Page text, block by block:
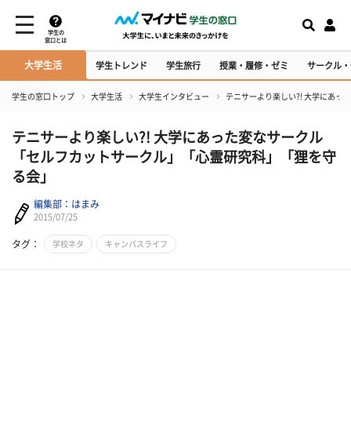
学生の
窓口とは
大学生活 学生トレンド 学生旅行 授業・履修・ゼミ サークル
学生の窓口トップ 大学生活 大学生インタビュー テニサーより楽しい?! 大学にあっ
テニサーより楽しい?! 大学にあった変なサークル
「セルフカットサークル」「心霊研究科」「狸を守
る会」
編集部：はまみ
2015/07/25
タグ： 学校ネタ キャンパスライフ